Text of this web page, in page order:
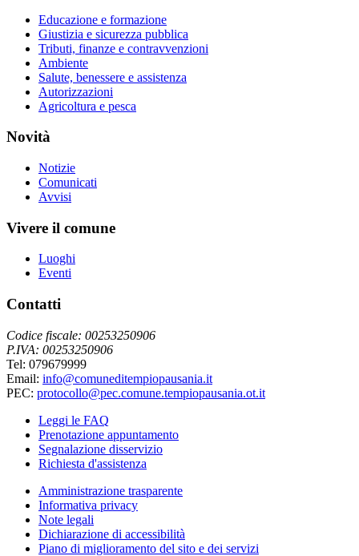
Educazione e formazione
Giustizia e sicurezza pubblica
Tributi, finanze e contravvenzioni
Ambiente
Salute, benessere e assistenza
Autorizzazioni
Agricoltura e pesca
Novità
Notizie
Comunicati
Avvisi
Vivere il comune
Luoghi
Eventi
Contatti
Codice fiscale: 00253250906
P.IVA: 00253250906
Tel: 079679999
Email: info@comuneditempiopausania.it
PEC: protocollo@pec.comune.tempiopausania.ot.it
Leggi le FAQ
Prenotazione appuntamento
Segnalazione disservizio
Richiesta d'assistenza
Amministrazione trasparente
Informativa privacy
Note legali
Dichiarazione di accessibilità
Piano di miglioramento del sito e dei servizi